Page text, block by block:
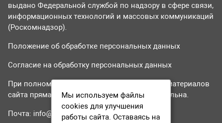
выдано Федеральной службой по надзору в сфере связи,
информационных технологий и массовых коммуникаций
(Роскомнадзор).
Положение об обработке персональных данных
Согласие на обработку персональных данных
При полном или частичном использовании материалов
сайта прямая гиперссылка на tvr24.tv обязательна.
Почта: info@tvr24.tv
Мы используем файлы
cookies для улучшения
работы сайта. Оставаясь на